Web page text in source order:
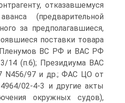
отказавшемуся
(предварительной
за предполагавшиеся,
поставки товара
Пленумов ВС РФ и ВАС РФ
14 (п.6); Президиума ВАС
N456/97 и др.; ФАС ЦО от
02-4-3 и другие акты
окружных судов),